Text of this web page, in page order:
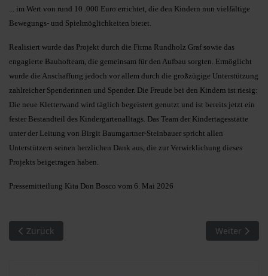
... im Wert von rund 10 .000 Euro errichtet, die den Kindern nun vielfältige
Bewegungs- und Spielmöglichkeiten bietet.
Realisiert wurde das Projekt durch die Firma Rundholz Graf sowie das
engagierte Bauhofteam, die gemeinsam für den Aufbau sorgten. Ermöglicht
wurde die Anschaffung jedoch vor allem durch die großzügige Unterstützung
zahlreicher Spenderinnen und Spender. Die Freude bei den Kindern ist riesig:
Die neue Kletterwand wird täglich begeistert genutzt und ist bereits jetzt ein
fester Bestandteil des Kindergartenalltags. Das Team der Kindertagesstätte
unter der Leitung von Birgit Baumgartner-Steinbauer spricht allen
Unterstützern seinen herzlichen Dank aus, die zur Verwirklichung dieses
Projekts beigetragen haben.
Pressemitteilung Kita Don Bosco vom 6. Mai 2026
Vorheriger Beitrag: Konzert des Singkreises Mitterfels
Zurück Nächster
Weiter